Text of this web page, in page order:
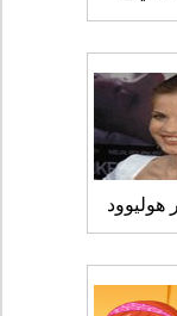
هوليوود